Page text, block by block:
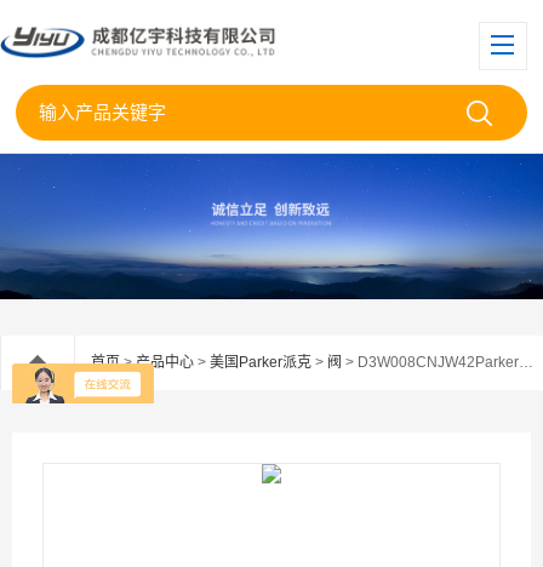
首页>产品中心 > 美国Parker派克 > 阀 > D3W008CNJW42Parker美国派克电磁阀D3W008CNJW代理现货